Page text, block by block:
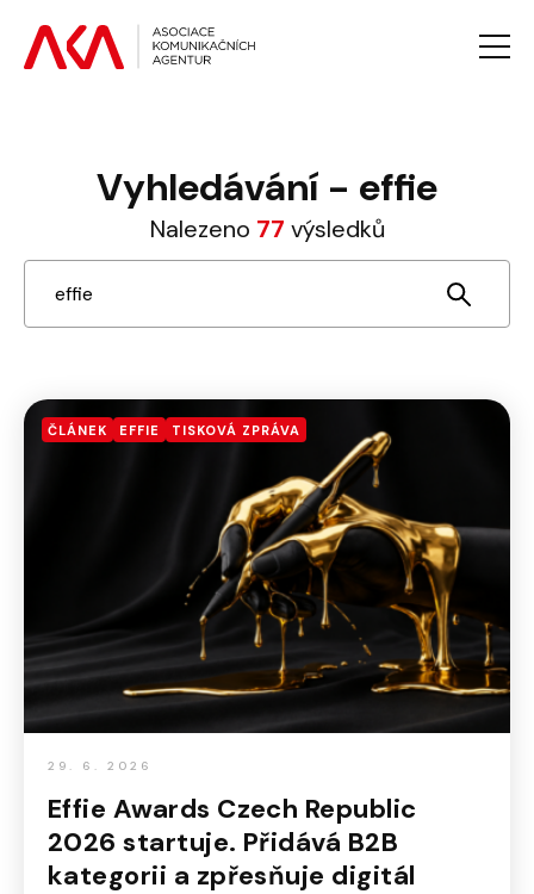
O AKA
PROJEKTY AKA
VZDĚLÁVÁNÍ
PRO MÉDIA
GALERIE
Vyhledávání - effie
Nalezeno 77 výsledků
ČLÁNEK EFFIE TISKOVÁ ZPRÁVA
29. 6. 2026
Effie Awards Czech Republic
2026 startuje. Přidává B2B
kategorii a zpřesňuje digitál